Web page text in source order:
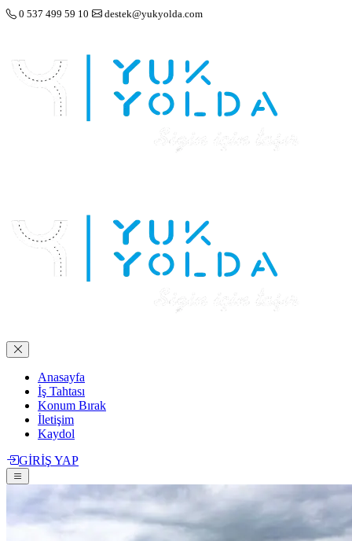
0 537 499 59 10 destek@yukyolda.com
Anasayfa
İş Tahtası
Konum Bırak
İletişim
Kaydol
GİRİŞ YAP